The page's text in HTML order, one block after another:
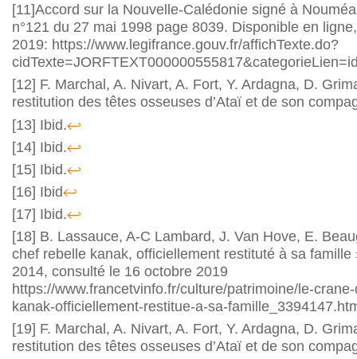
[11]Accord sur la Nouvelle-Calédonie signé à
n°121 du 27 mai 1998 page 8039. Disponible en
2019: https://www.legifrance.gouv.fr/affichTexte.do?
[12] F. Marchal, A. Nivart, A. Fort, Y. Ardagna, D.
restitution des têtes osseuses d’Ataï et de son
[13] Ibid.↩
[14] Ibid.↩
[15] Ibid.↩
[16] Ibid↩
[17] Ibid.↩
[18] B. Lassauce, A-C Lambard, J. Van Hove, E.
chef rebelle kanak, officiellement restituté à sa
2014, consulté le 16 octobre 2019
https://www.francetvinfo.fr/culture/patrimoine/le-
kanak-officiellement-restitue-a-sa-
[19] F. Marchal, A. Nivart, A. Fort, Y. Ardagna, D.
restitution des têtes osseuses d’Ataï et de son